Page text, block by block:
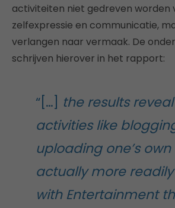
activiteiten niet gedreven worden
zelfexpressie en communicatie,
verlangen naar vermaak. De
schrijven hierover in het rapport:
“[…] the results
activities like
uploading one’s
actually more
with Entertainment